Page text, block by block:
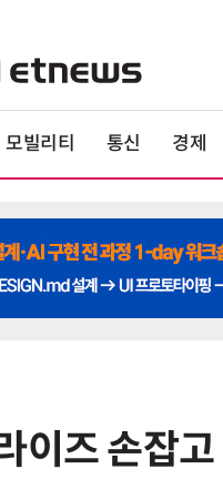
모빌리티 통신 경제
이즈 손잡